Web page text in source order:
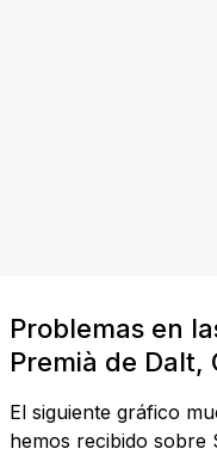
Problemas en
Premià de Dalt,
El siguiente gráfico
hemos recibido sobre